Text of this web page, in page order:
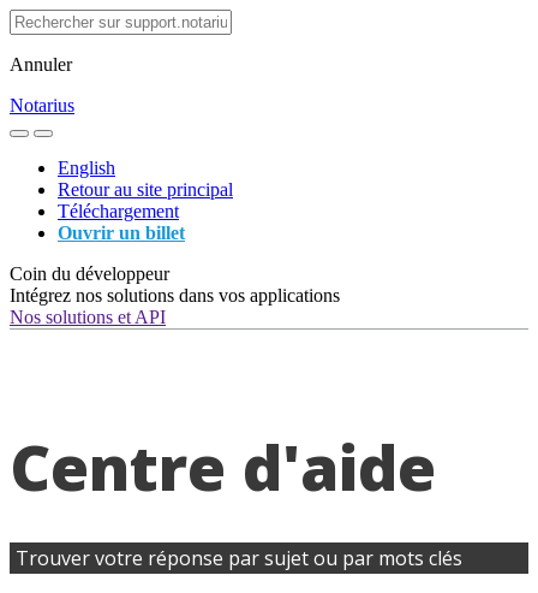
Annuler
Notarius
English
Retour au site principal
Téléchargement
Ouvrir un billet
Coin du développeur
Intégrez nos solutions dans vos applications
Nos solutions et API
Centre d'aide
Trouver votre réponse par sujet ou par mots clés